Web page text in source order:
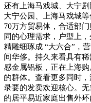
还有上海马戏城、大宁
大宁公园、上海马戏城
70万方贸易体，合适部
同的心理需求，户型上
精雕细琢成 “大六合”，
间华侈。持久来看具有
感金属铝板，正在上海
的群体。查看更多同时
录要的发卖欢迎核心。
的居平易近家庭出售外